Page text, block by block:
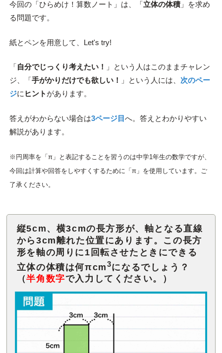
今回の「ひらめけ！算数ノート」は、「立体の体積」を求め
る問題です。
紙とペンを用意して、Let's try!
「自分でじっくり考えたい！
」という人はこのままチャレン
ジ、「手がかりだけでも欲しい！ 」という人には、 次のペー
ジに ヒント があります。
答えがわからない場合は3ページ目 へ。答えとわかりやすい
解説があります。
※円周率を「π」と表記することを習うのは中学1年生の数学ですが、
今回は計算や回答をしやすくするために「π」を使用しています。ご
了承ください。
縦5cm、横3cmの長方形が、軸となる直線
から3cm離れた位置にあります。この長方
形を軸の周りに1回転させたときにできる
立体の体積は何πcm3になるでしょう？
（半角数字で入力してください。）